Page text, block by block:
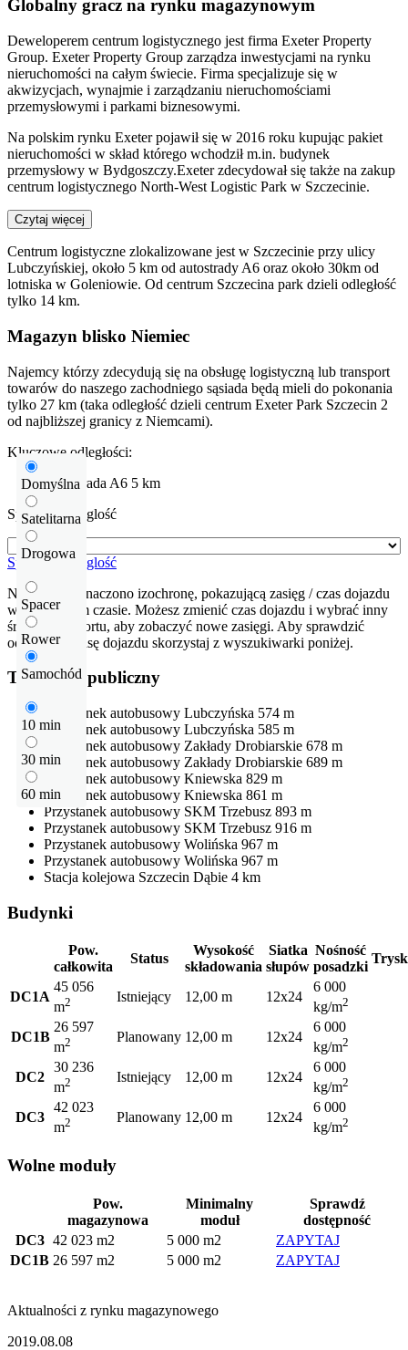
Globalny gracz na rynku magazynowym
Deweloperem centrum logistycznego jest firma Exeter Property
Group. Exeter Property Group zarządza inwestycjami na rynku
nieruchomości na całym świecie. Firma specjalizuje się w
akwizycjach, wynajmie i zarządzaniu nieruchomościami
przemysłowymi i parkami biznesowymi.
Na polskim rynku Exeter pojawił się w 2016 roku kupując pakiet
nieruchomości w skład którego wchodził m.in. budynek
przemysłowy w Bydgoszczy.Exeter zdecydował się także na zakup
centrum logistycznego North-West Logistic Park w Szczecinie.
Czytaj więcej
Centrum logistyczne zlokalizowane jest w Szczecinie przy ulicy
Lubczyńskiej, około 5 km od autostrady A6 oraz około 30km od
lotniska w Goleniowie. Od centrum Szczecina park dzieli odległość
tylko 14 km.
Magazyn blisko Niemiec
Najemcy którzy zdecydują się na obsługę logistyczną lub transport
towarów do naszego zachodniego sąsiada będą mieli do pokonania
tylko 27 km (taka odległość dzieli centrum Exeter Park Szczecin 2
od najbliższej granicy z Niemcami).
Domyślna
Satelitarna
Drogowa
Spacer
Rower
Samochód
10 min
30 min
60 min
Kluczowe odległości:
Autostrada A6 5 km
Sprawdź odleglość
Sprawdź odleglość
Na mapie zaznaczono izochronę, pokazującą zasięg / czas dojazdu
w określonym czasie. Możesz zmienić czas dojazdu i wybrać inny
środek transportu, aby zobaczyć nowe zasięgi. Aby sprawdzić
odłegłość i trasę dojazdu skorzystaj z wyszukiwarki poniżej.
Transport publiczny
Przystanek autobusowy Lubczyńska 574 m
Przystanek autobusowy Lubczyńska 585 m
Przystanek autobusowy Zakłady Drobiarskie 678 m
Przystanek autobusowy Zakłady Drobiarskie 689 m
Przystanek autobusowy Kniewska 829 m
Przystanek autobusowy Kniewska 861 m
Przystanek autobusowy SKM Trzebusz 893 m
Przystanek autobusowy SKM Trzebusz 916 m
Przystanek autobusowy Wolińska 967 m
Przystanek autobusowy Wolińska 967 m
Stacja kolejowa Szczecin Dąbie 4 km
Budynki
Pow.
całkowita
Status
Wysokość
składowania
Siatka
słupów
Nośność
posadzki
DC1A
45 056
m2 Istniejący 12,00 m 12x24
6 000
kg/m2
DC1B
26 597
m2 Planowany 12,00 m 12x24
6 000
kg/m2
DC2
30 236
m2 Istniejący 12,00 m 12x24
6 000
kg/m2
DC3
42 023
m2 Planowany 12,00 m 12x24
6 000
kg/m2
Wolne moduły
Pow.
magazynowa
Minimalny
moduł
Sprawdź
dostępność
DC3 42 023 m2 5 000 m2
ZAPYTAJ
DC1B 26 597 m2 5 000 m2 ZAPYTAJ
Aktualności z rynku magazynowego
2019.08.08